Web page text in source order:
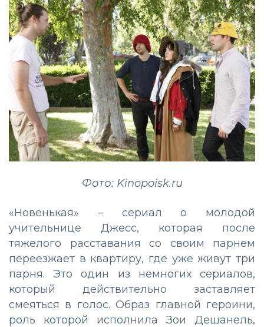
Фото: Kinopoisk.ru
«Новенькая» – сериал о молодой
учительнице Джесс, которая после
тяжелого расставания со своим парнем
переезжает в квартиру, где уже живут три
парня. Это один из немногих сериалов,
который действительно заставляет
смеяться в голос. Образ главной героини,
роль которой исполнила Зои Дешанель,